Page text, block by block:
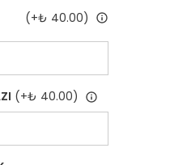
(+₺ 40.00)
(+₺ 40.00)